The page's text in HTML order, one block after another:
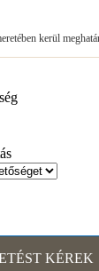
kerül
KÉREK